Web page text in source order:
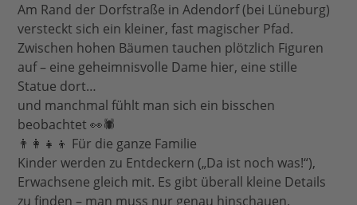
Am Rand der Dorfstraße in Adendorf (bei Lüneburg)
versteckt sich ein kleiner, fast magischer Pfad.
Zwischen hohen Bäumen tauchen plötzlich Figuren
auf – eine geheimnisvolle Dame hier, eine stille
Statue dort…
und manchmal fühlt man sich ein bisschen
beobachtet 👀🕷️
👨‍👩‍👧‍👦 Für die ganze Familie
Kinder werden zu Entdeckern („Da ist noch was!“),
Erwachsene gleich mit. Es gibt überall kleine Details
zu finden – man muss nur genau hinschauen.